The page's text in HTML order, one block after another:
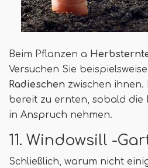
Beim Pflanzen a
Versuchen Sie
Radieschen zwischen ihnen.
bereit zu ernten, sobald die
in Anspruch nehmen.
11. Windowsill -
Schließlich, warum nicht